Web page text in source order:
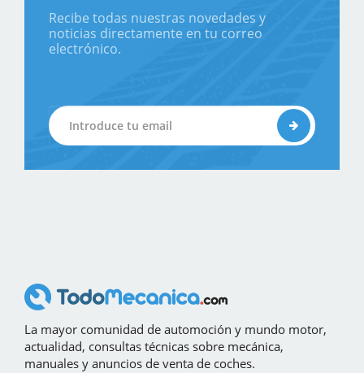
Recibe todas nuestras novedades y
noticias directamente en tu correo
electrónico.
La mayor comunidad de automoción y mundo motor,
actualidad, consultas técnicas sobre mecánica,
manuales y anuncios de venta de coches.